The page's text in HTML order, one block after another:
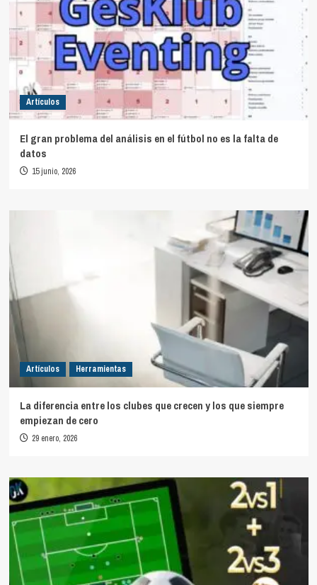
Artículos
El gran problema del análisis en el fútbol no es la falta de
datos
15 junio, 2026
Artículos Herramientas
La diferencia entre los clubes que crecen y los que siempre
empiezan de cero
29 enero, 2026